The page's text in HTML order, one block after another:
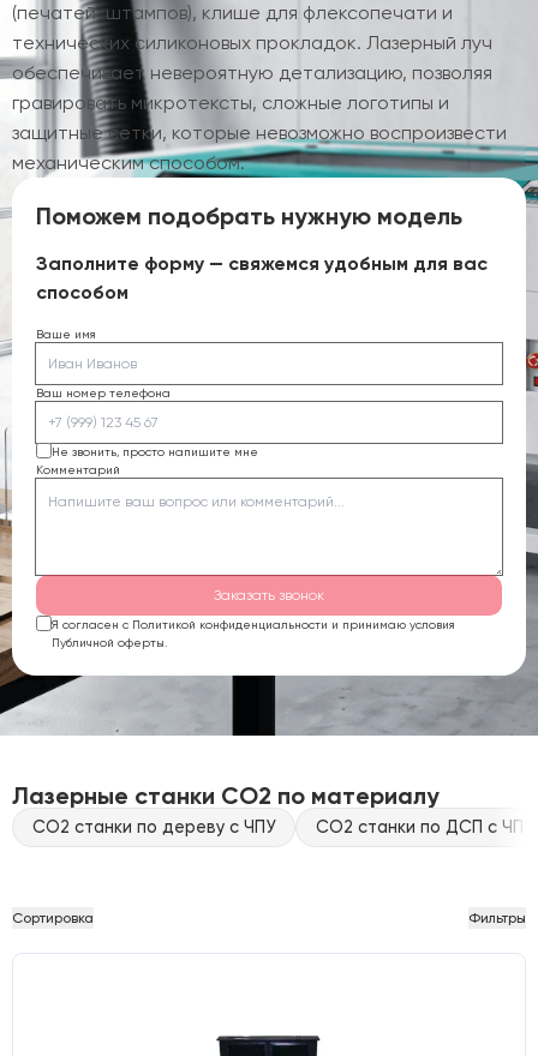
(печатей, штампов), клише для флексопечати и
технических силиконовых прокладок. Лазерный луч
обеспечивает невероятную детализацию, позволяя
гравировать микротексты, сложные логотипы и
защитные сетки, которые невозможно воспроизвести
механическим способом.
Поможем подобрать нужную модель
Заполните форму — свяжемся удобным для вас
способом
Ваше имя
Ваш номер телефона
Не звонить, просто напишите мне
Комментарий
Заказать звонок
Я согласен с Политикой конфиденциальности и принимаю условия
Публичной оферты.
Лазерные станки CO2 по материалу
CO2 станки по дереву с ЧПУ CO2 станки по ДСП с ЧПУ
Сортировка Фильтры